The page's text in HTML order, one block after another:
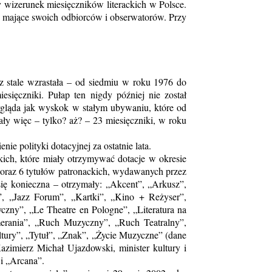
miesięczników literackich w Polsce.
swoich odbiorców i obserwatorów. Przy
wzrastała – od siedmiu w roku 1976 do
Pułap ten nigdy później nie został
jak wyskok w stałym ubywaniu, które od
więc – tylko? aż? – 23 miesięczniki, w roku
polityki dotacyjnej za ostatnie lata.
które miały otrzymywać dotacje w okresie
6 tytułów patronackich, wydawanych przez
konieczna – otrzymały: „Akcent”, „Arkusz”,
„Jazz Forum”, „Kartki”, „Kino + Reżyser”,
„Le Theatre en Pologne”, „Literatura na
„Ruch Muzyczny”, „Ruch Teatralny”,
„Tytuł”, „Znak”, „Życie Muzyczne” (dane
Michał Ujazdowski, minister kultury i
„Arcana”.